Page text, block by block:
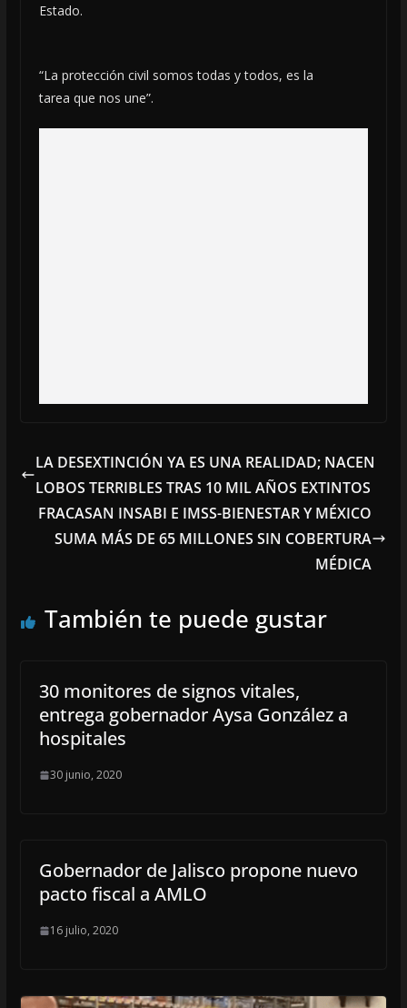
Estado.
“La protección civil somos todas y todos, es la
tarea que nos une”.
LA DESEXTINCIÓN YA ES UNA REALIDAD; NACEN
LOBOS TERRIBLES TRAS 10 MIL AÑOS EXTINTOS
FRACASAN INSABI E IMSS-BIENESTAR Y MÉXICO
SUMA MÁS DE 65 MILLONES SIN COBERTURA
MÉDICA
También te puede gustar
30 monitores de signos vitales,
entrega gobernador Aysa González a
hospitales
30 junio, 2020
Gobernador de Jalisco propone nuevo
pacto fiscal a AMLO
16 julio, 2020